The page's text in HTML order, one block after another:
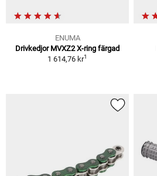
ENUMA
Drivkedjor MVXZ2 X-ring färgad
1 614,76 kr1